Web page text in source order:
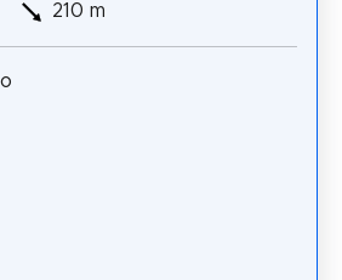
210 m